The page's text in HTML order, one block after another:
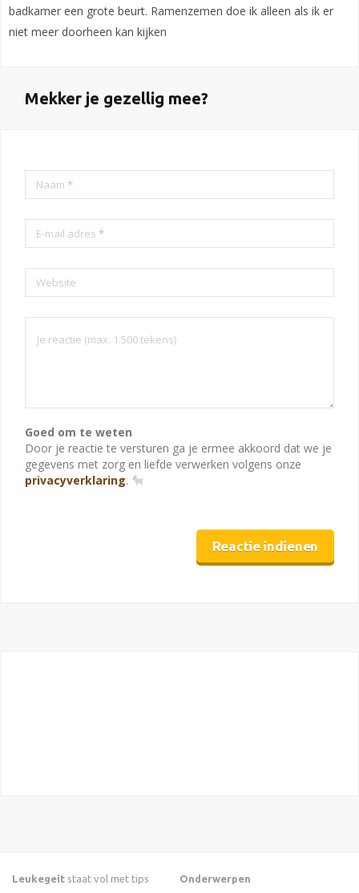
badkamer een grote beurt. Ramenzemen doe ik alleen als ik er
niet meer doorheen kan kijken
Mekker je gezellig mee?
Naam *
E-mail adres *
Website
Goed om te weten
Door je reactie te versturen ga je ermee akkoord dat we je
gegevens met zorg en liefde verwerken volgens onze
privacyverklaring.
Leukegeit staat vol met tips
Onderwerpen